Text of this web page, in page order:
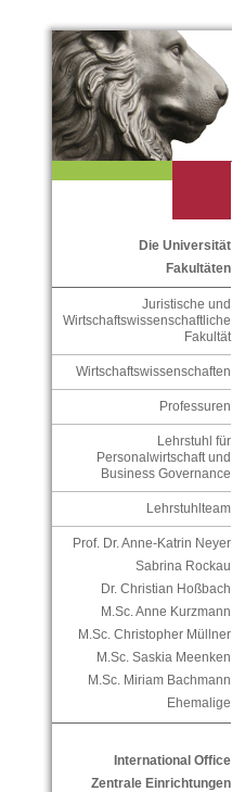
Die Universität
Fakultäten
Juristische und
Wirtschaftswissenschaftliche
Fakultät
Wirtschaftswissenschaften
Professuren
Lehrstuhl für
Personalwirtschaft und
Business Governance
Lehrstuhlteam
Prof. Dr. Anne-Katrin Neyer
Sabrina Rockau
Dr. Christian Hoßbach
M.Sc. Anne Kurzmann
M.Sc. Christopher Müllner
M.Sc. Saskia Meenken
M.Sc. Miriam Bachmann
Ehemalige
International Office
Zentrale Einrichtungen